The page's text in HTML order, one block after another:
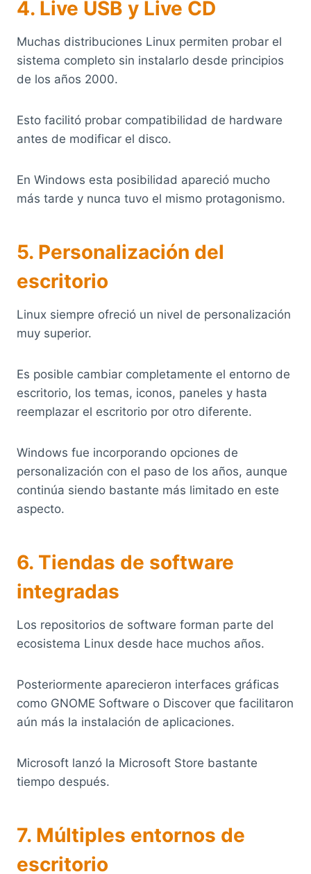
4. Live USB y Live CD
Muchas distribuciones Linux permiten probar el
sistema completo sin instalarlo desde principios
de los años 2000.
Esto facilitó probar compatibilidad de hardware
antes de modificar el disco.
En Windows esta posibilidad apareció mucho
más tarde y nunca tuvo el mismo protagonismo.
5. Personalización del
escritorio
Linux siempre ofreció un nivel de personalización
muy superior.
Es posible cambiar completamente el entorno de
escritorio, los temas, iconos, paneles y hasta
reemplazar el escritorio por otro diferente.
Windows fue incorporando opciones de
personalización con el paso de los años, aunque
continúa siendo bastante más limitado en este
aspecto.
6. Tiendas de software
integradas
Los repositorios de software forman parte del
ecosistema Linux desde hace muchos años.
Posteriormente aparecieron interfaces gráficas
como GNOME Software o Discover que facilitaron
aún más la instalación de aplicaciones.
Microsoft lanzó la Microsoft Store bastante
tiempo después.
7. Múltiples entornos de
escritorio